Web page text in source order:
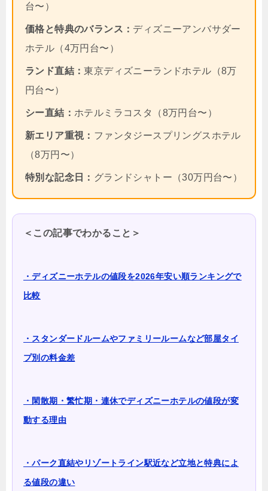
台〜）
価格と特典のバランス： ディズニーアンバサダー
ホテル（4万円台〜）
ランド直結：東京ディズニーランドホテル（8万
円台〜）
シー直結： ホテルミラコスタ（8万円台〜）
新エリア重視： ファンタジースプリングスホテル
（8万円〜）
特別な記念日： グランドシャトー（30万円台〜）
＜この記事でわかること＞
・ディズニーホテルの値段を2026年安い順ランキングで
比較
・スタンダードルームやファミリールームなど部屋タイ
プ別の料金差
・閑散期・繁忙期・連休でディズニーホテルの値段が変
動する理由
・パーク直結やリゾートライン駅近など立地と特典によ
る値段の違い